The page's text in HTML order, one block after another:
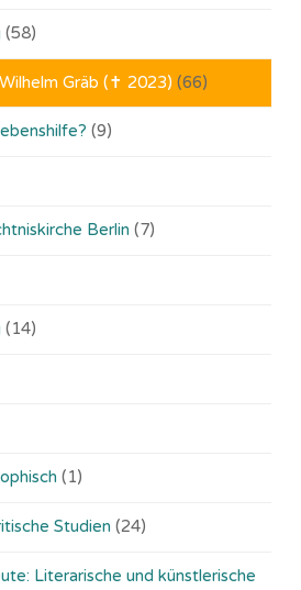
(58)
Gräb (✝ 2023) (66)
(9)
Berlin (7)
(14)
(1)
Studien (24)
Literarische und künstlerische